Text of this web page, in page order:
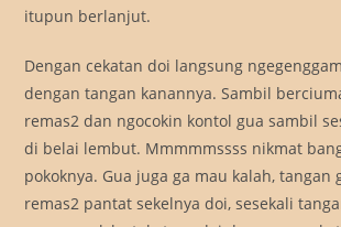
itupun berlanjut.
Dengan cekatan doi langsung
dengan tangan kanannya. Sambil
remas2 dan ngocokin kontol gua sambil
di belai lembut. Mmmmmssss nikmat
pokoknya. Gua juga ga mau kalah, tangan
remas2 pantat sekelnya doi, sesekali